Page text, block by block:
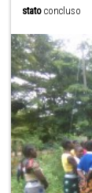
stato concluso